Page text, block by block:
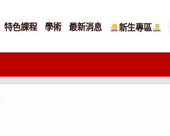
特色課程 學術 最新消息 新生專區